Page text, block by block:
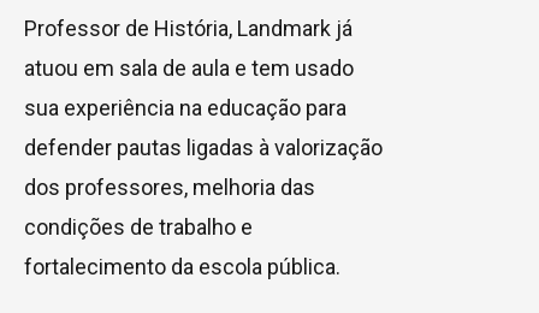
Professor de História, Landmark já
atuou em sala de aula e tem usado
sua experiência na educação para
defender pautas ligadas à valorização
dos professores, melhoria das
condições de trabalho e
fortalecimento da escola pública.